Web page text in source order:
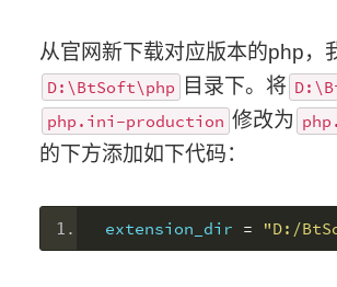
从官网新下载对应版本的php，
D:\BtSoft\php 目录下。将
php.ini-production 修改为
的下方添加如下代码：
extension_dir = "D:/